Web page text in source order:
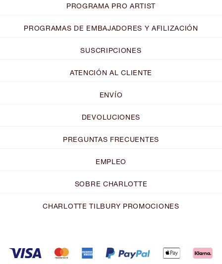
PROGRAMA PRO ARTIST
PROGRAMAS DE EMBAJADORES Y AFILIZACIÓN
SUSCRIPCIONES
ATENCIÓN AL CLIENTE
ENVÍO
DEVOLUCIONES
PREGUNTAS FRECUENTES
EMPLEO
SOBRE CHARLOTTE
CHARLOTTE TILBURY PROMOCIONES